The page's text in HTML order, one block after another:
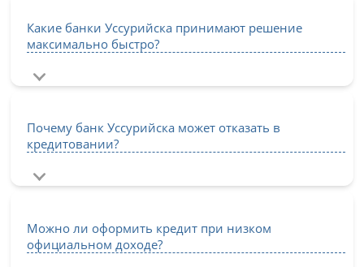
Какие банки Уссурийска принимают решение
максимально быстро?
Почему банк Уссурийска может отказать в
кредитовании?
Можно ли оформить кредит при низком
официальном доходе?